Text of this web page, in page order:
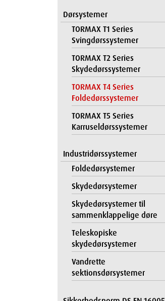
Dørsystemer
TORMAX T1 Series
Svingdørssystemer
TORMAX T2 Series
Skydedørssystemer
TORMAX T4 Series
Foldedørssystemer
TORMAX T5 Series
Karruseldørssystemer
Industridørssystemer
Foldedørsystemer
Skydedørsystemer
Skydedørsystemer til
sammenklappelige døre
Teleskopiske
skydedørsystemer
Vandrette
sektionsdørsystemer